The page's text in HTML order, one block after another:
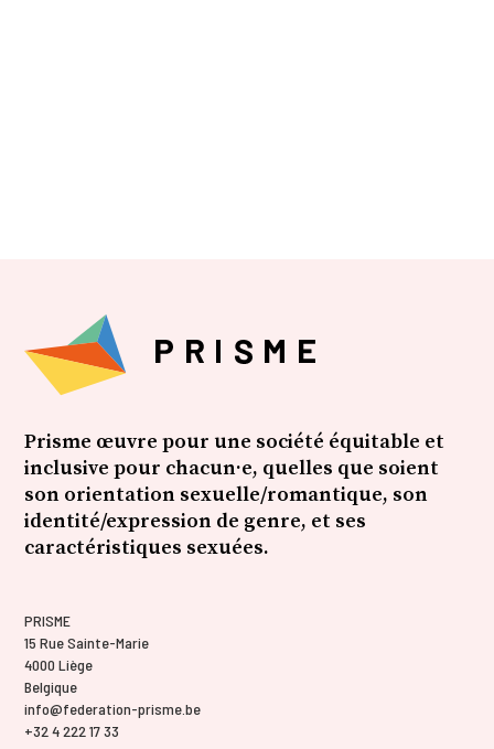
Prisme œuvre pour une société équitable et
inclusive pour chacun·e, quelles que soient
son orientation sexuelle/romantique, son
identité/expression de genre, et ses
caractéristiques sexuées.
PRISME
15 Rue Sainte-Marie
4000 Liège
Belgique
info@federation-prisme.be
+32 4 222 17 33